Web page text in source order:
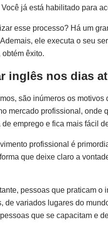
já está habilitado para
esse processo? Há um
ele executa o seu
êxito.
inglês nos dias
são inúmeros os
mercado profissional,
emprego e fica mais fácil
profissional é
que deixe claro a
pessoas que praticam
de variados lugares do
que se capacitam e